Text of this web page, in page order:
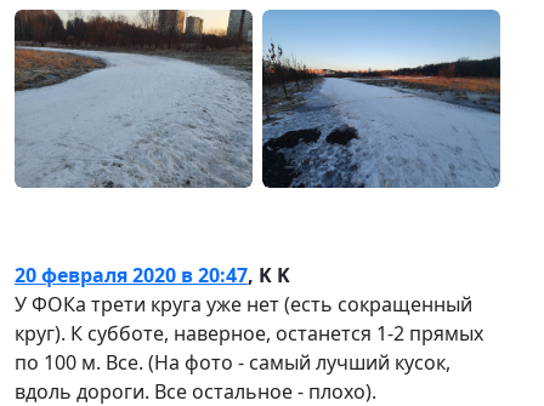
20 февраля 2020 в 20:47, K K
У ФОКа трети круга уже нет (есть сокращенный
круг). К субботе, наверное, останется 1-2 прямых
по 100 м. Все. (На фото - самый лучший кусок,
вдоль дороги. Все остальное - плохо).